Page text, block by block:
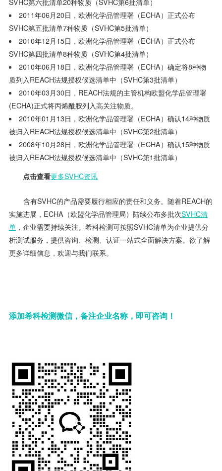
SVHC第六批清单20种物质（SVHC第6批清单）
2011年06月20日，欧洲化学品管理署（ECHA）正式公布
SVHC第五批清单7种物质（SVHC第5批清单）
2010年12月15日，欧洲化学品管理署（ECHA）正式公布
SVHC第四批清单8种物质（SVHC第4批清单）
2010年06月18日，欧洲化学品管理署（ECHA）确定将8种物
质列入REACH法规授权候选清单中（SVHC第3批清单）
2010年03月30日，REACH法规的主管机构欧盟化学品管理署
(ECHA)正式将丙烯酰胺列入高关注物质。
2010年01月13日，欧洲化学品管理署（ECHA）确认14种物质
被归入REACH法规授权候选清单中（SVHC第2批清单）
2008年10月28日，欧洲化学品管理署（ECHA）确认15种物质
被归入REACH法规授权候选清单中（SVHC第1批清单）
点击查看更多SVHC资讯
含有SVHC的产品需要履行相应的责任和义务。随着REACH的
实施进展，ECHA（欧盟化学品管理局）陆续公布多批次SVHC清
单，企业需要持续关注。希科检测可按照SVHC清单为企业提供分
析测试服务，提供咨询、检测、认证一站式全面解决方案。欲了解
更多详细信息，欢迎与我们联系。
添加希科检测微信，备注企业名称，即可咨询！